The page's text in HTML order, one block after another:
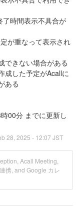
了時間表示不具合が
が重なって表示され
できない場合がある
成した予定がAcallに
ある
00分 までに更新し
28 2025 - 12:07 JST
Acall Meeting,
携, and Google カレ